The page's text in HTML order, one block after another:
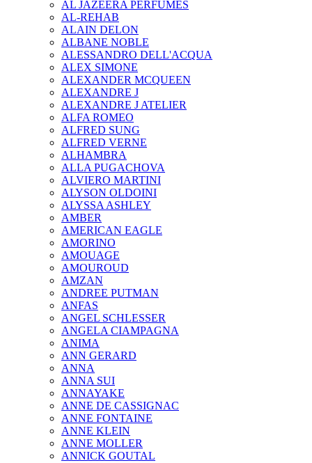
AL JAZEERA PERFUMES
AL-REHAB
ALAIN DELON
ALBANE NOBLE
ALESSANDRO DELL'ACQUA
ALEX SIMONE
ALEXANDER MCQUEEN
ALEXANDRE J
ALEXANDRE J ATELIER
ALFA ROMEO
ALFRED SUNG
ALFRED VERNE
ALHAMBRA
ALLA PUGACHOVA
ALVIERO MARTINI
ALYSON OLDOINI
ALYSSA ASHLEY
AMBER
AMERICAN EAGLE
AMORINO
AMOUAGE
AMOUROUD
AMZAN
ANDREE PUTMAN
ANFAS
ANGEL SCHLESSER
ANGELA CIAMPAGNA
ANIMA
ANN GERARD
ANNA
ANNA SUI
ANNAYAKE
ANNE DE CASSIGNAC
ANNE FONTAINE
ANNE KLEIN
ANNE MOLLER
ANNICK GOUTAL